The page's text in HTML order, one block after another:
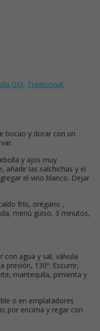
GM, Tradicional,
bocao y dorar con un
y ajos muy
añadir las salchichas y el
el vino blanco. Dejar
frío, orégano ,
menú guiso, 3 minutos,
con agua y sal, válvula
presión, 130º. Escurrir,
mantequila, pimienta y
o en emplatadores
por encima y regar con